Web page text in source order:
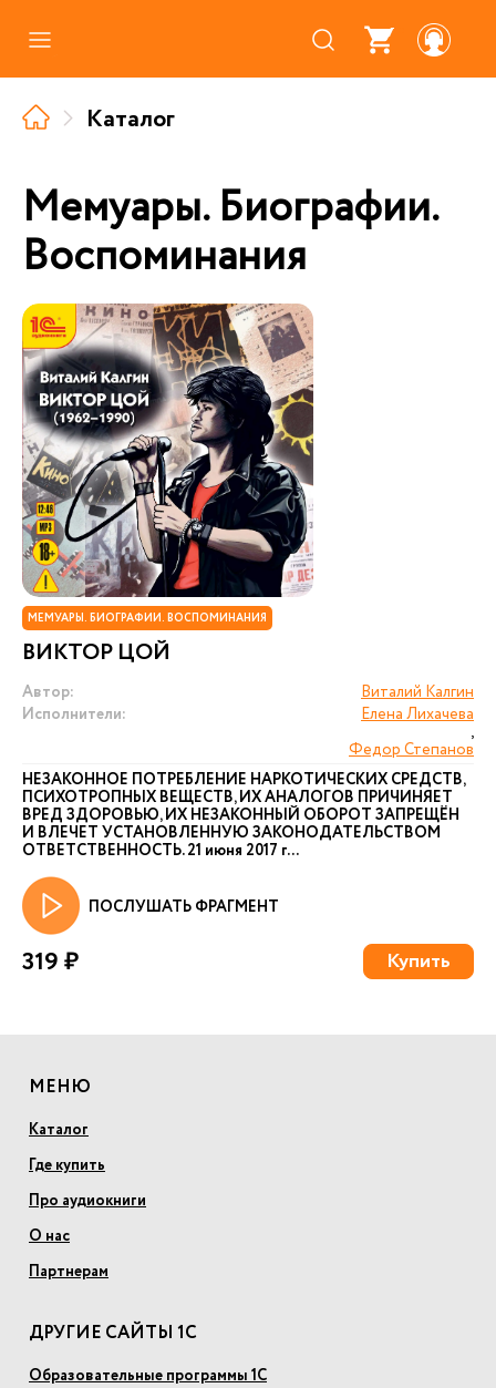
Где купить
Про аудиокниги
О нас
Каталог
Мемуары. Биографии.
Воспоминания
МЕМУАРЫ. БИОГРАФИИ. ВОСПОМИНАНИЯ
ВИКТОР ЦОЙ
Автор:
Виталий Калгин
Исполнители:
Елена Лихачева
,
Федор Степанов
НЕЗАКОННОЕ ПОТРЕБЛЕНИЕ НАРКОТИЧЕСКИХ СРЕДСТВ,
ПСИХОТРОПНЫХ ВЕЩЕСТВ, ИХ АНАЛОГОВ ПРИЧИНЯЕТ
ВРЕД ЗДОРОВЬЮ, ИХ НЕЗАКОННЫЙ ОБОРОТ ЗАПРЕЩЁН
И ВЛЕЧЕТ УСТАНОВЛЕННУЮ ЗАКОНОДАТЕЛЬСТВОМ
ОТВЕТСТВЕННОСТЬ. 21 июня 2017 г...
ПОСЛУШАТЬ ФРАГМЕНТ
319 ₽ Купить
МЕНЮ
Каталог
Где купить
Про аудиокниги
О нас
Партнерам
ДРУГИЕ САЙТЫ 1С
Образовательные программы 1С